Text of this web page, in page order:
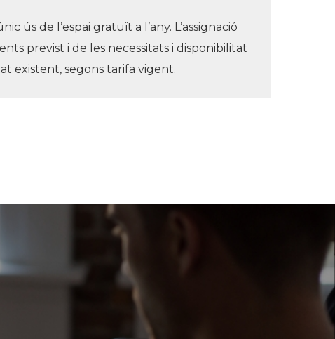
ús de l’espai gratuït a l’any. L’assignació
previst i de les necessitats i disponibilitat
existent, segons tarifa vigent.